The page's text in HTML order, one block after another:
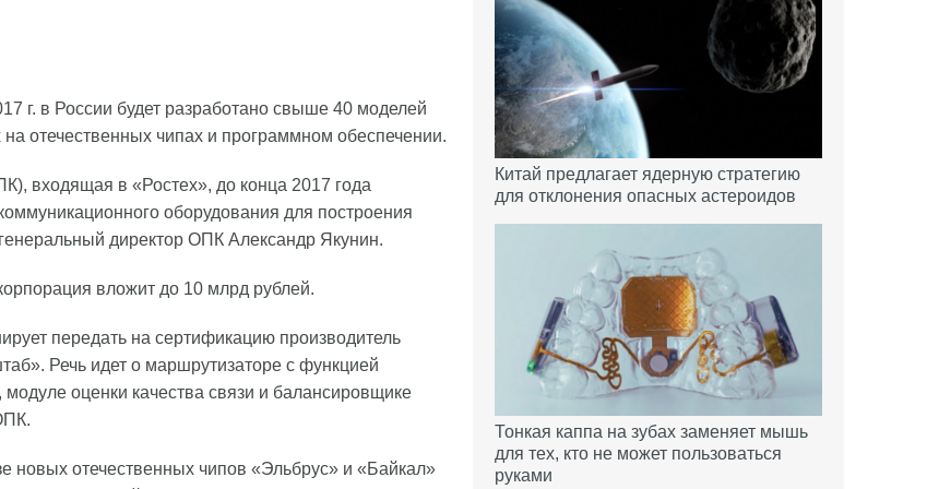
г. в России будет разработано свыше 40 моделей
отечественных чипах и программном обеспечении.
входящая в «Ростех», до конца 2017 года
оборудования для построения
директор ОПК Александр Якунин.
вложит до 10 млрд рублей.
передать на сертификацию производитель
Речь идет о маршрутизаторе с функцией
оценки качества связи и балансировщике
новых отечественных чипов «Эльбрус» и «Байкал»
Китай предлагает ядерную стратегию
для отклонения опасных астероидов
Тонкая каппа на зубах заменяет мышь
для тех, кто не может пользоваться
руками